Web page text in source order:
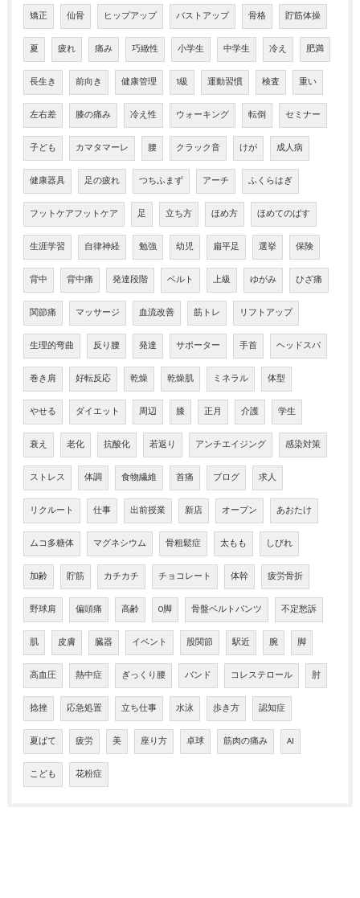
矯正 仙骨 ヒップアップ バストアップ 骨格 貯筋体操
夏 疲れ 痛み 巧緻性 小学生 中学生 冷え 肥満
長生き 前向き 健康管理 1級 運動習慣 検査 重い
左右差 膝の痛み 冷え性 ウォーキング 転倒 セミナー
子ども カマタマーレ 腰 クラック音 けが 成人病
健康器具 足の疲れ つちふまず アーチ ふくらはぎ
フットケアフットケア 足 立ち方 ほめ方 ほめてのばす
生涯学習 自律神経 勉強 幼児 扁平足 選挙 保険
背中 背中痛 発達段階 ベルト 上級 ゆがみ ひざ痛
関節痛 マッサージ 血流改善 筋トレ リフトアップ
生理的弯曲 反り腰 発達 サポーター 手首 ヘッドスパ
巻き肩 好転反応 乾燥 乾燥肌 ミネラル 体型
やせる ダイエット 周辺 膝 正月 介護 学生
衰え 老化 抗酸化 若返り アンチエイジング 感染対策
ストレス 体調 食物繊維 首痛 ブログ 求人
リクルート 仕事 出前授業 新店 オープン あおたけ
ムコ多糖体 マグネシウム 骨粗鬆症 太もも しびれ
加齢 貯筋 カチカチ チョコレート 体幹 疲労骨折
野球肩 偏頭痛 高齢 O脚 骨盤ベルトパンツ 不定愁訴
肌 皮膚 臓器 イベント 股関節 駅近 腕 脚
高血圧 熱中症 ぎっくり腰 バンド コレステロール 肘
捻挫 応急処置 立ち仕事 水泳 歩き方 認知症
夏ばて 疲労 美 座り方 卓球 筋肉の痛み AI
こども 花粉症